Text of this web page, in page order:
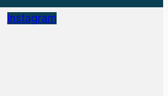
Instagram